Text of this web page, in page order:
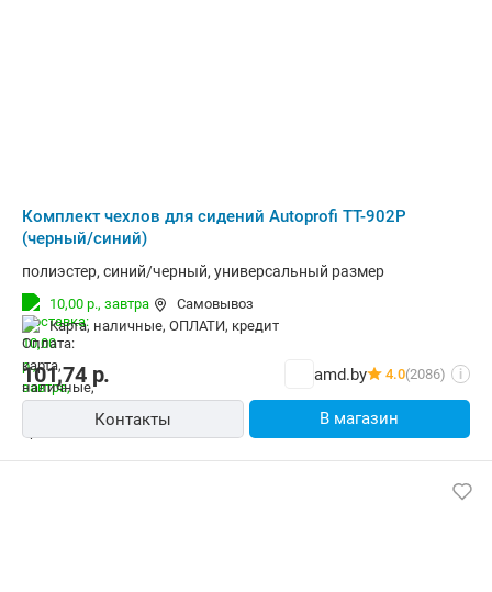
Комплект чехлов для сидений Autoprofi TT-902P
(черный/синий)
полиэстер, синий/черный, универсальный размер
10,00 р., завтра
Самовывоз
карта, наличные, ОПЛАТИ, кредит
101,74р. amd.by 4.0(2086) i
Контакты В магазин